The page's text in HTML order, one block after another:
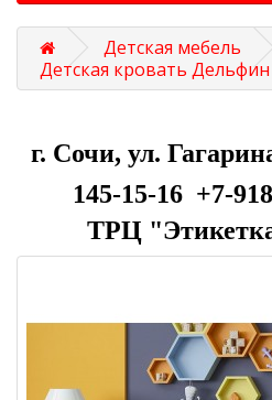
Детская мебель
Детская кровать
г. Сочи, ул.
145-15-16 +7-
ТРЦ